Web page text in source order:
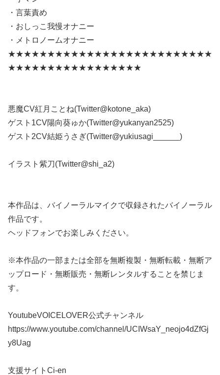
・言葉責め
・おしっこ我慢オナニー
・メトロノームオナニー
★★★★★★★★★★★★★★★★★★★★★★★★★★
★★★★★★★★★★★★★★★★★
悪魔CV紅月ことね(Twitter@kotone_aka)
ゲスト1CV陽向葵ゅか(Twitter@yukanyan2525)
ゲスト2CV結姫うさぎ(Twitter@yukiusagi______)
イラスト紫刀(Twitter@shi_a2)
本作品は、バイノーラルマイクで収録されたバイノーラル
作品です。
ヘッドフォンでお楽しみください。
※本作品の一部または全部を無断複製・無断転載・無断ア
ップロード・無断販売・無断レンタルすることを禁じま
す。
YoutubeVOICELOVER公式チャンネル
https://www.youtube.com/channel/UCIWsaY_neojo4dZfGj
y8Uag
支援サイトCi-en